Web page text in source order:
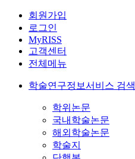
회원가입
로그인
MyRISS
고객센터
전체메뉴
학술연구정보서비스 검색
학위논문
국내학술논문
해외학술논문
학술지